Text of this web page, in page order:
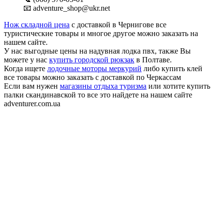
📧 adventure_shop@ukr.net
Нож складной цена с доставкой в Чернигове все
туристические товары и многое другое можно заказать на
нашем сайте.
У нас выгодные цены на надувная лодка пвх, также Вы
можете у нас купить городской рюкзак в Полтаве.
Когда ищете лодочные моторы меркурий либо купить клей
все товары можно заказать с доставкой по Черкассам
Если вам нужен магазины отдыха туризма или хотите купить
палки скандинавской то все это найдете на нашем сайте
adventurer.com.ua